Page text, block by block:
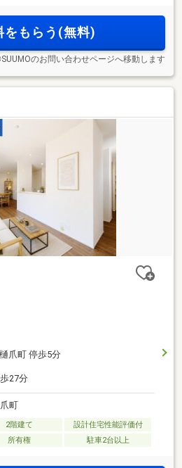
をもらう(無料)
のお問い合わせページへ移動します
爪町 停歩5分
27分
町
2階建て
設計住宅性能評価付
所有権 駐車2台以上